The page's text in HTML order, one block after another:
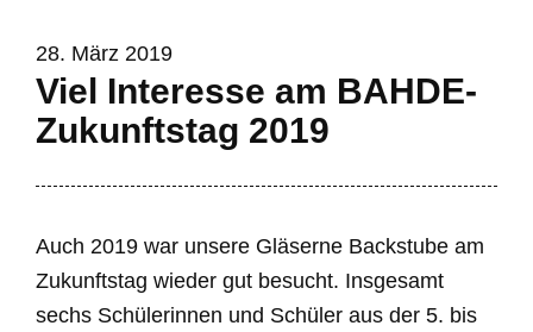
28. März 2019
Viel Interesse am BAHDE-
Zukunftstag 2019
Auch 2019 war unsere Gläserne Backstube am
Zukunftstag wieder gut besucht. Insgesamt
sechs Schülerinnen und Schüler aus der 5. bis